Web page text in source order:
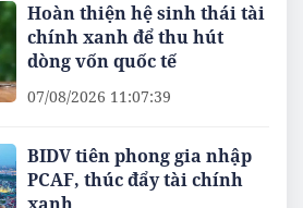
Hoàn thiện hệ sinh thái tài
chính xanh để thu hút
dòng vốn quốc tế
07/08/2026 11:07:39
BIDV tiên phong gia nhập
PCAF, thúc đẩy tài chính